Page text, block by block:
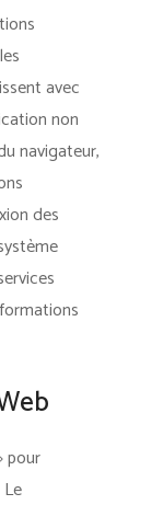
avec
non
navigateur,
des
pour